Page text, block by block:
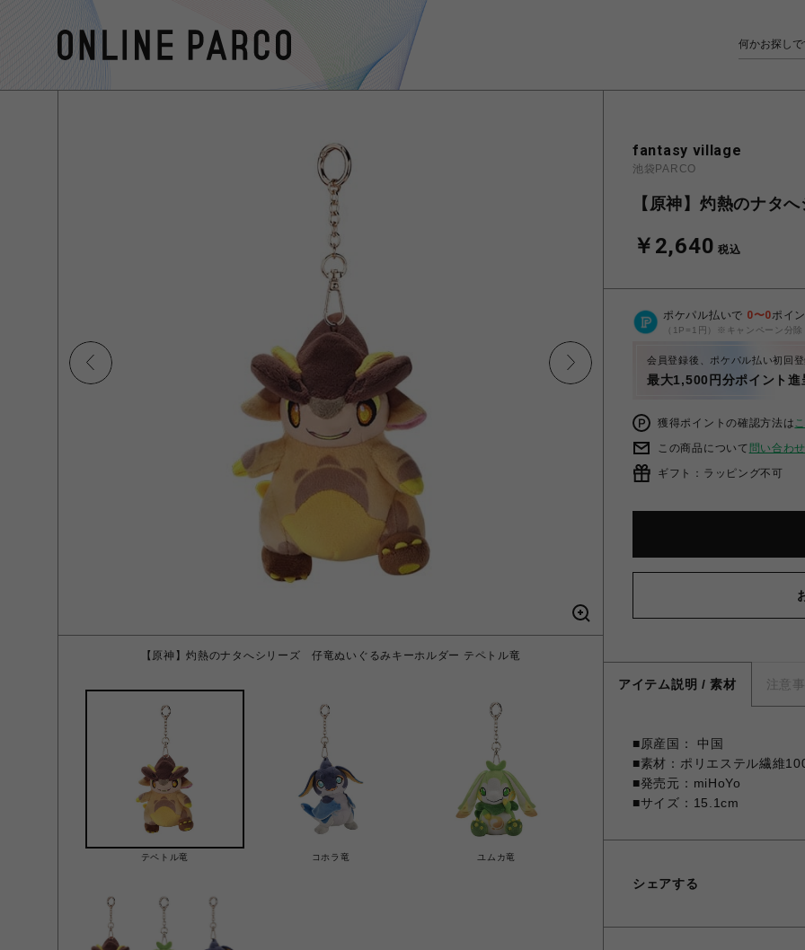
【原神】灼熱のナタへシリーズ 仔竜ぬいぐるみキーホルダー テペトル竜
テペトル竜 コホラ竜 ユムカ竜
fantasy village
池袋PARCO
【原神】灼熱のナタ
￥2,640 税込
ポケパル払いで 0〜0ポイ
（1P=1円）※キャンペーン分除
会員登録後、ポケパル払い初回
最大1,500円分ポイント進
獲得ポイントの確認方法は
この商品について 問い合わ
ギフト：ラッピング不可
アイテム説明 / 素材 注意
■原産国： 中国
■素材：ポリエステル繊維
■発売元：miHoYo
■サイズ：15.1cm
シェアする